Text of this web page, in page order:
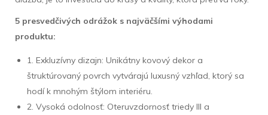
5 presvedčivých odrážok s najväčšími výhodami
produktu:
1. Exkluzívny dizajn: Unikátny kovový dekor a
štruktúrovaný povrch vytvárajú luxusný vzhľad, ktorý sa
hodí k mnohým štýlom interiéru.
2. Vysoká odolnosť: Oteruvzdornosť triedy III a